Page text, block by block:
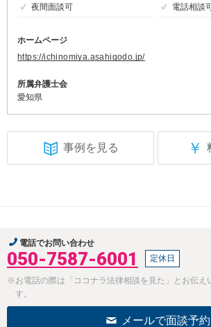
夜間面談可
電話相談
ホームページ
https://ichinomiya.asahigodo.jp/
所属弁護士会
愛知県
事例を見る ￥
電話でお問い合わせ
050-7587-6001 定休日
※お電話の際は「ココナラ法律相談を見た」とお伝え
す。
メールで面談予約